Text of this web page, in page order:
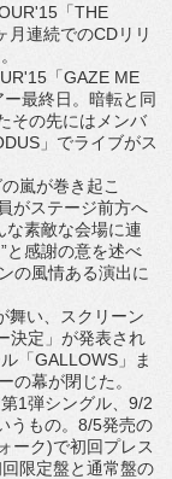
「THE
月連続でのCDリリ
「GAZE ME
最終日。暗転と同
その先にはメンバ
」でライブがス
嵐が巻き起こ
がステージ前方へ
な素敵な会場に連
と感謝の意を述べ
の風情ある演出に
舞い、スクリーン
決定」が発表され
「GALLOWS」ま
の幕が閉じた。
1弾シングル、9/2
うもの。8/5発売の
ーク)で初回プレス
限定盤と通常盤の